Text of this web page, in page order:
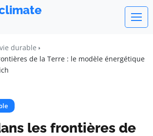
durable
de la Terre : le modèle énergétique
les frontières de